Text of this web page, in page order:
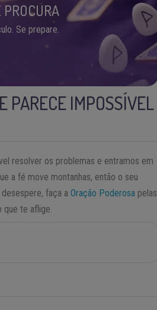
Se prepare.
PARECE IMPOSSÍVEL
resolver os problemas e entramos em
a fé move montanhas, então o seu
desespere, faça aOração Poderosa pelas
que te aflige.